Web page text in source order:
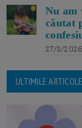
Nu am
căutat
27/3/2026
ULTIMILE ARTICOLE